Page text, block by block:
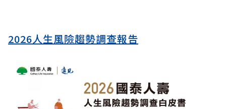
2026人生風險趨勢調查報告